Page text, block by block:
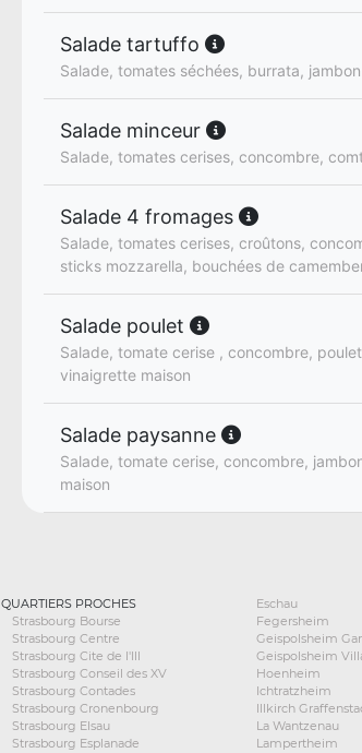
Salade tartuffo
Salade, tomates séchées, burrata,
Salade minceur
Salade, tomates cerises, concombre,
Salade 4 fromages
Salade, tomates cerises, croûtons,
sticks mozzarella, bouchées de
Salade poulet
Salade, tomate cerise , concombre,
vinaigrette maison
Salade paysanne
Salade, tomate cerise, concombre,
maison
QUARTIERS PROCHES
Strasbourg Bourse
Strasbourg Centre
Strasbourg Cite de l'Ill
Strasbourg Conseil des XV
Strasbourg Contades
Strasbourg Cronenbourg
Strasbourg Elsau
Strasbourg Esplanade
Eschau
Fegersheim
Geispolsheim
Geispolsheim
Hoenheim
Ichtratzheim
Illkirch
La Wantzenau
Lampertheim